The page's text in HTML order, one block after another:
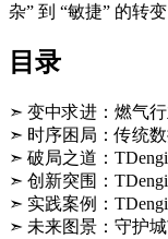
杂” 到 “敏捷” 的转变
目录
➣ 变中求进：燃气
➣ 时序困局：传统
➣ 破局之道：
➣ 创新突围：
➣ 实践案例：
➣ 未来图景：守护